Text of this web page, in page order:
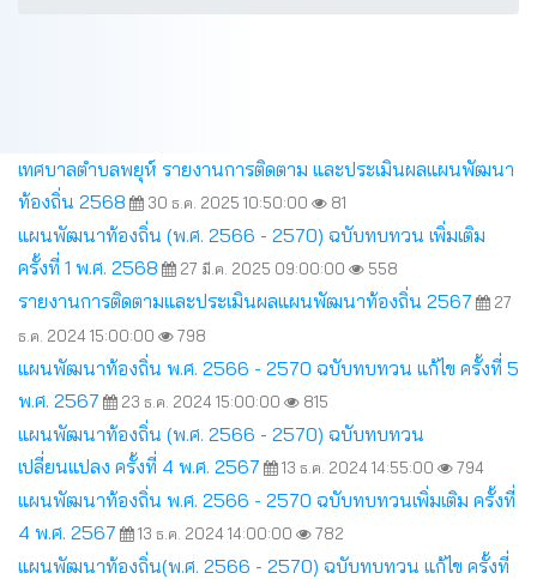
เทศบาลตำบลพยุห์ รายงานการติดตาม และประเมินผลแผนพัฒนา
ท้องถิ่น 2568
30 ธ.ค. 2025 10:50:00 81
แผนพัฒนาท้องถิ่น (พ.ศ. 2566 - 2570) ฉบับทบทวน เพิ่มเติม
ครั้งที่ 1 พ.ศ. 2568
27 มี.ค. 2025 09:00:00 558
รายงานการติดตามและประเมินผลแผนพัฒนาท้องถิ่น 2567
27
ธ.ค. 2024 15:00:00
798
แผนพัฒนาท้องถิ่น พ.ศ. 2566 - 2570 ฉบับทบทวน แก้ไข ครั้งที่ 5
พ.ศ. 2567
23 ธ.ค. 2024 15:00:00 815
แผนพัฒนาท้องถิ่น (พ.ศ. 2566 - 2570) ฉบับทบทวน
เปลี่ยนแปลง ครั้งที่ 4 พ.ศ. 2567
13 ธ.ค. 2024 14:55:00 794
แผนพัฒนาท้องถิ่น พ.ศ. 2566 - 2570 ฉบับทบทวนเพิ่มเติม ครั้งที่
4 พ.ศ. 2567
13 ธ.ค. 2024 14:00:00 782
แผนพัฒนาท้องถิ่น(พ.ศ. 2566 - 2570) ฉบับทบทวน แก้ไข ครั้งที่